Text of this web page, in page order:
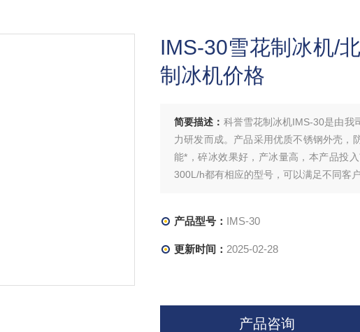
IMS-30雪花制冰机/
制冰机价格
简要描述： 科誉雪花制冰机IMS-30是由我
力研发而成。产品采用优质不锈钢外壳，
能*，碎冰效果好，产冰量高，本产品投
300L/h都有相应的型号，可以满足不同客户
产品型号： IMS-30
更新时间： 2025-02-28
产品咨询